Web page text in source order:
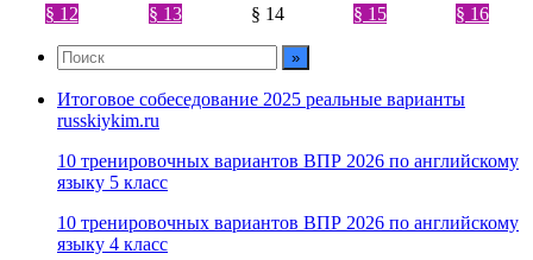
§ 12 § 13 § 14 § 15 § 16
Итоговое собеседование 2025 реальные варианты
russkiykim.ru
10 тренировочных вариантов ВПР 2026 по английскому
языку 5 класс
10 тренировочных вариантов ВПР 2026 по английскому
языку 4 класс